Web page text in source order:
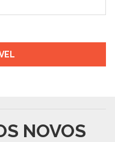
NOVOS